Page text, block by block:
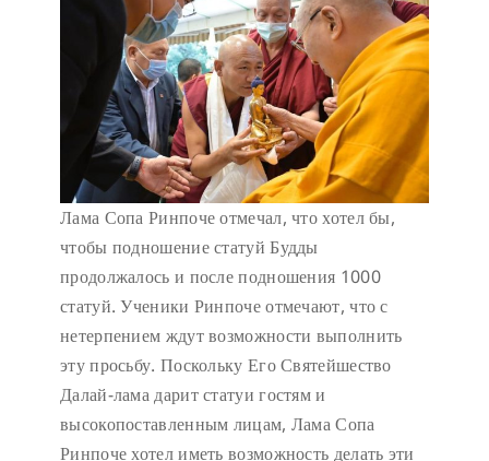
Лама Сопа Ринпоче отмечал, что хотел бы,
чтобы подношение статуй Будды
продолжалось и после подношения 1000
статуй. Ученики Ринпоче отмечают, что с
нетерпением ждут возможности выполнить
эту просьбу. Поскольку Его Святейшество
Далай-лама дарит статуи гостям и
высокопоставленным лицам, Лама Сопа
Ринпоче хотел иметь возможность делать эти